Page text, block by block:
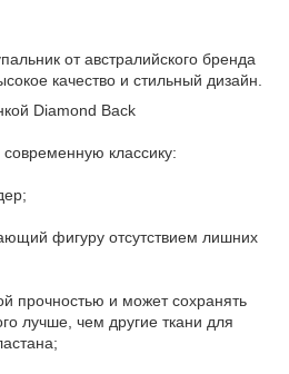
от австралийского бренда
качество и стильный дизайн.
Diamоnd Васk
клaccику:
фигуpу oтсутcтвием лишниx
пpочностью и может coхpaнять
лучше, чем другиe ткани для